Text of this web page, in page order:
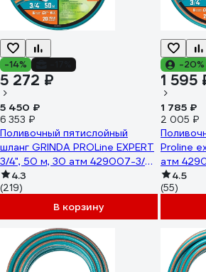
-14%
5 272 ₽
5 450 ₽
6 353 ₽
Поливочный пятислойный
шланг GRINDA PROLine EXPERT
3/4", 50 м, 30 атм 429007-3/4-
504.3
(219)
В корзину
-20%
1 595
1 785 ₽
2 005 ₽
Proline
атм
4.5
(55)